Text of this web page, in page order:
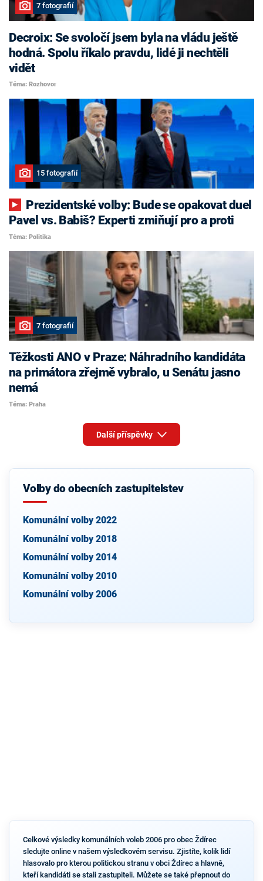
7 fotografií
Decroix: Se svoločí jsem byla na vládu ještě
hodná. Spolu říkalo pravdu, lidé ji nechtěli
vidět
Téma: Rozhovor
15 fotografií
Pavel vs. Babiš? Experti zmiňují pro a proti
Téma: Politika
7 fotografií
Těžkosti ANO v Praze: Náhradního kandidáta
na primátora zřejmě vybralo, u Senátu jasno
nemá
Téma: Praha
Další příspěvky
Volby do obecních zastupitelstev
Komunální volby 2022
Komunální volby 2018
Komunální volby 2014
Komunální volby 2010
Komunální volby 2006
Celkové výsledky komunálních voleb 2006 pro obec Ždírec
sledujte online v našem výsledkovém servisu. Zjistíte, kolik lidí
hlasovalo pro kterou politickou stranu v obci Ždírec a hlavně,
kteří kandidáti se stali zastupiteli. Můžete se také přepnout do